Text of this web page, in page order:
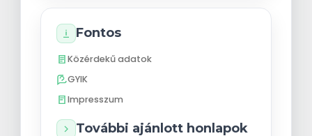
Fontos
Közérdekű adatok
GYIK
Impresszum
További ajánlott honlapok